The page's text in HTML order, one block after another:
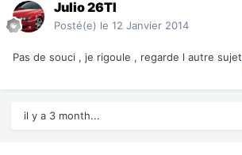
Julio 26TI
Posté(e) le 12 Janvier 2014
Pas de souci , je rigoule , regarde l autre sujet
il y a 3 month...